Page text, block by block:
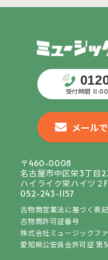
受付時間
メール
〒460-0008
名古屋市中区栄3丁目
ハイライク栄ハイツ２F
052-243-1157
古物商営業法に基づく表記
古物商許可証番号
株式会社ミュージックフ
愛知県公安員会許可証 第